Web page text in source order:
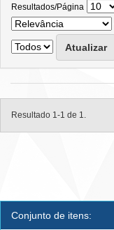
Resultados/Página
Resultado 1-1 de 1.
Conjunto de itens: